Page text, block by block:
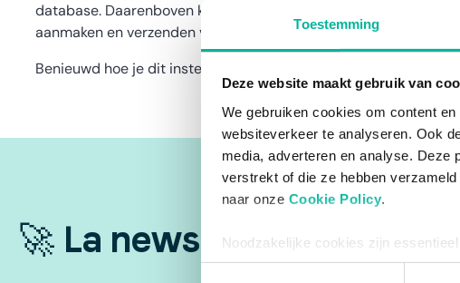
Toestemming
Deze website maakt gebruik van
We gebruiken cookies om content
websiteverkeer te analyseren. Ook
media, adverteren en analyse. Deze
verstrekt of die ze hebben
naar onze Cookie Policy
Noodzakelijke cookies zijn
bestaat enkel een informatieplicht.
database. Daarenboven kan ook toekenning van
aanmaken en verzenden van facturen en mutualiteitsattesten.
Benieuwd hoe je dit instelt voor jouw organisatie? Ontek er
🚀 La newsletter